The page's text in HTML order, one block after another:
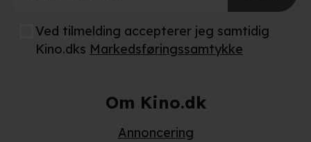
Ved tilmelding accepterer jeg samtidig
Kino.dks Markedsføringssamtykke
Om Kino.dk
Annoncering